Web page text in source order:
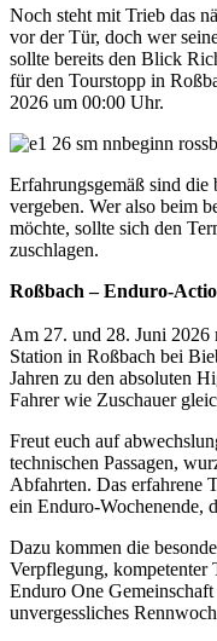
Noch steht mit Trieb das
vor der Tür, doch wer
sollte bereits den Blick
für den Tourstopp in
2026 um 00:00 Uhr.
Erfahrungsgemäß sind die
vergeben. Wer also beim
möchte, sollte sich den
zuschlagen.
Roßbach – Enduro-
Am 27. und 28. Juni 2026
Station in Roßbach bei
Jahren zu den absoluten
Fahrer wie Zuschauer
Freut euch auf
technischen Passagen,
Abfahrten. Das erfahrene
ein Enduro-Wochenende,
Dazu kommen die
Verpflegung, kompetenter
Enduro One
unvergessliches